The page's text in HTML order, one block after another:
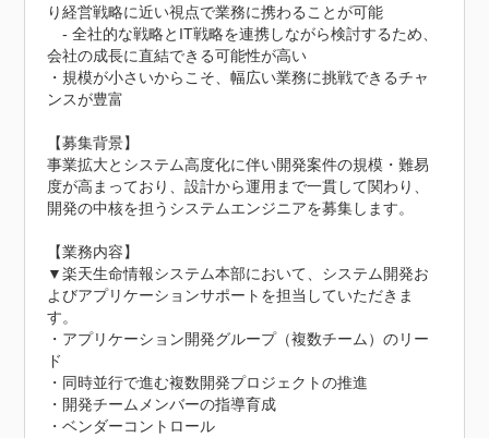
り経営戦略に近い視点で業務に携わることが可能
- 全社的な戦略とIT戦略を連携しながら検討するため、
会社の成長に直結できる可能性が高い
・規模が小さいからこそ、幅広い業務に挑戦できるチャ
ンスが豊富
【募集背景】
事業拡大とシステム高度化に伴い開発案件の規模・難易
度が高まっており、設計から運用まで一貫して関わり、
開発の中核を担うシステムエンジニアを募集します。
【業務内容】
▼楽天生命情報システム本部において、システム開発お
よびアプリケーションサポートを担当していただきま
す。
・アプリケーション開発グループ（複数チーム）のリー
ド
・同時並行で進む複数開発プロジェクトの推進
・開発チームメンバーの指導育成
・ベンダーコントロール